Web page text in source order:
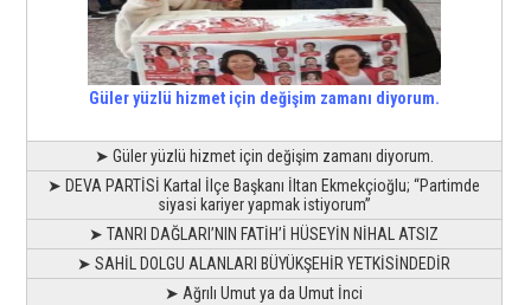
Güler yüzlü hizmet için değişim zamanı diyorum.
➤ Güler yüzlü hizmet için değişim zamanı diyorum.
➤ DEVA PARTİSİ Kartal İlçe Başkanı İltan Ekmekçioğlu; “Partimde
siyasi kariyer yapmak istiyorum”
➤ TANRI DAĞLARI’NIN FATİH’İ HÜSEYİN NİHAL ATSIZ
➤ SAHİL DOLGU ALANLARI BÜYÜKŞEHİR YETKİSİNDEDİR
➤ Ağrılı Umut ya da Umut İnci